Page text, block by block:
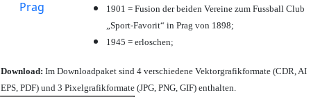
1901 = Fusion der beiden Vereine zum Fussball Club
„Sport-Favorit“ in Prag von 1898;
1945 = erloschen;
Download: Im Downloadpaket sind 4 verschiedene Vektorgrafikformate (CDR, AI
EPS, PDF) und 3 Pixelgrafikformate (JPG, PNG, GIF) enthalten.